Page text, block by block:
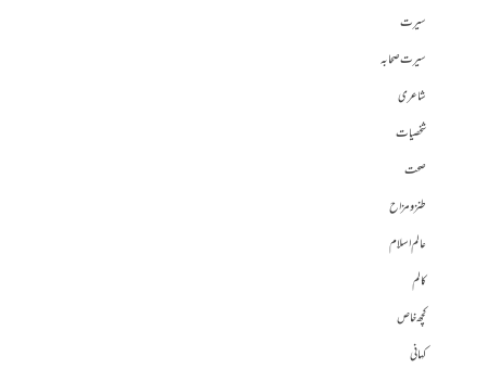
سیرت
سیرت صحابہ
شاعری
شخصیات
صحت
طنز و مزاح
عالم اسلام
کالم
کچھ خاص
کہانی